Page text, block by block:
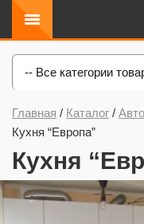
-- Все категории
Главная / Каталог /
Кухня “Европа”
Кухня